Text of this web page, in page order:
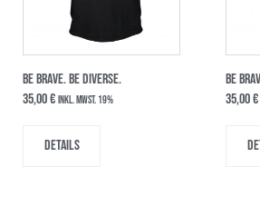
BE BRAVE. BE DIVERSE.
35,00€ inkl. MwSt. 19%
Details
BE
35,00€